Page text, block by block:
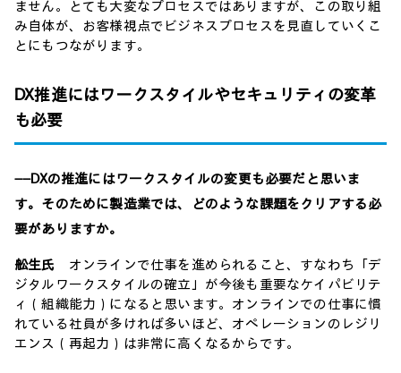
ません。とても大変なプロセスではありますが、この取り組
み自体が、お客様視点でビジネスプロセスを見直していくこ
とにもつながります。
DX推進にはワークスタイルやセキュリティの変革
も必要
――DXの推進にはワークスタイルの変更も必要だと思いま
す。そのために製造業では、どのような課題をクリアする必
要がありますか。
舩生氏 オンラインで仕事を進められること、すなわち「デ
ジタルワークスタイルの確立」が今後も重要なケイパビリテ
ィ（組織能力）になると思います。オンラインでの仕事に慣
れている社員が多ければ多いほど、オペレーションのレジリ
エンス（再起力）は非常に高くなるからです。